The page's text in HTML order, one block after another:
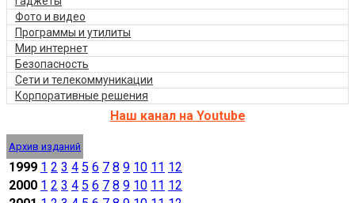
Фото и видео
Программы и утилиты
Мир интернет
Безопасность
Сети и телекоммуникации
Корпоративные решения
Наш канал на Youtube
Архив изданий
1999 1 2 3 4 5 6 7 8 9 10 11 12
2000 1 2 3 4 5 6 7 8 9 10 11 12